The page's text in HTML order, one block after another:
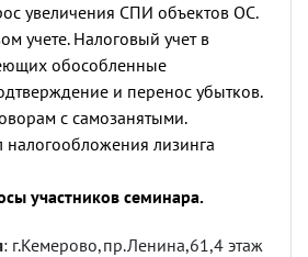
увеличения СПИ объектов ОС.
учете. Налоговый учет в
обособленные
и перенос убытков.
с самозанятыми.
лизинга
участников семинара.
: г.Кемерово,пр.Ленина,61,4 этаж